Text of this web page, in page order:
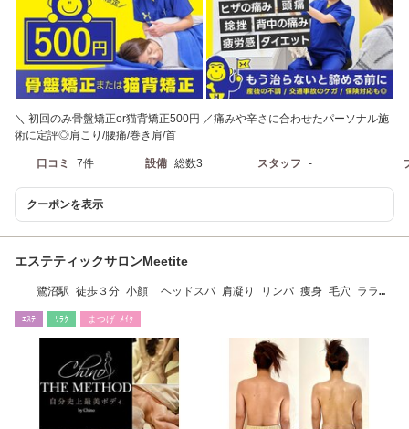
＼ 初回のみ骨盤矯正or猫背矯正500円 ／痛みや辛さに合わせたパーソナル施
術に定評◎肩こり/腰痛/巻き肩/首
口コミ 7件 設備 総数3 スタッフ -
クーポンを表示
エステティックサロンMeetite
鷺沼駅 徒歩３分 小顔 ヘッドスパ 肩凝り リンパ 痩身 毛穴 ララピ
ｴｽﾃ ﾘﾗｸ まつげ･ﾒｲｸ